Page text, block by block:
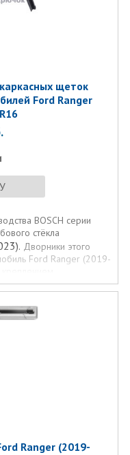
щеток
Ford Ranger
BOSCH серии
стёкла
Дворники этого
Ford Ranger (2019-
Ranger (2019-